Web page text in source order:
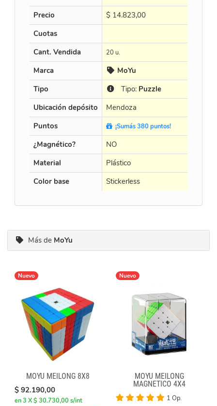
Precio $ 14.823,00
Cuotas
Cant. Vendida 20 u.
Marca MoYu
Tipo
Tipo: Puzzle
Ubicación depósito
Mendoza
Puntos
¡Sumás 380 puntos!
¿Magnético? NO
Material
Plástico
Color base
Stickerless
Más de MoYu
Nuevo
MOYU MEILONG 8X8
$ 92.190,00
en 3 X $ 30.730,00 s/int
Nuevo
MOYU MEILONG
MAGNETICO 4X4
1 Op.